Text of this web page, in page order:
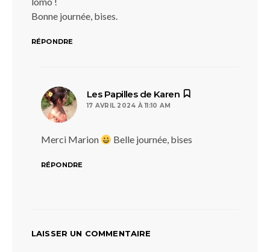
Bonne journée, bises.
RÉPONDRE
Les Papilles de Karen
17 AVRIL 2024 À 11:10 AM
Merci Marion Belle journée, bises
RÉPONDRE
LAISSER UN COMMENTAIRE